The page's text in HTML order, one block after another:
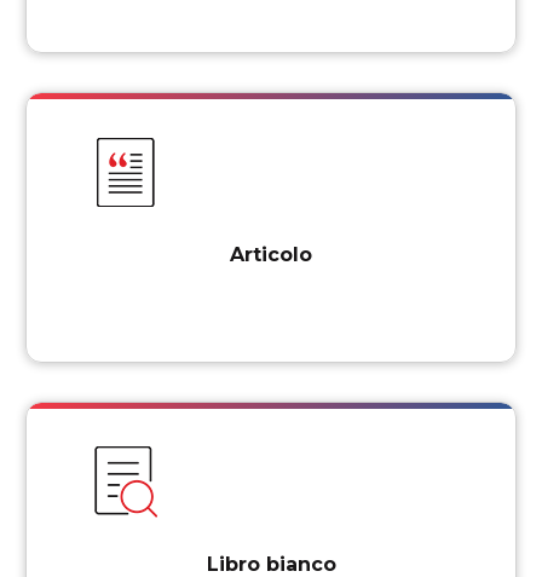
Articolo
Libro bianco